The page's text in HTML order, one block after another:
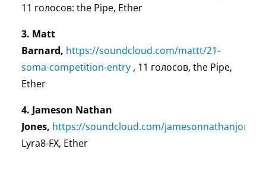
11 голосов: the Pipe, Ether
3. Matt
Barnard, https://soundcloud.com/mattt/21-
soma-competition-entry, 11 голосов, the Pipe,
Ether
4. Jameson Nathan
Jones, https://soundcloud.com/
Lyra8-FX, Ether